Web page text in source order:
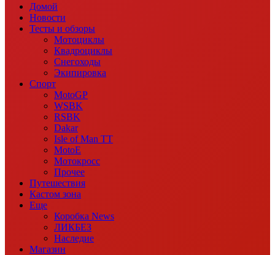
Домой
Новости
Тесты и обзоры
Мотоциклы
Квадроциклы
Снегоходы
Экипировка
Спорт
MotoGP
WSBK
RSBK
Dakar
Isle of Man TT
MotoE
Мотокросс
Прочее
Путешествия
Кастом зона
Еще
Коробка News
ЛИКБЕЗ
Наследие
Магазин